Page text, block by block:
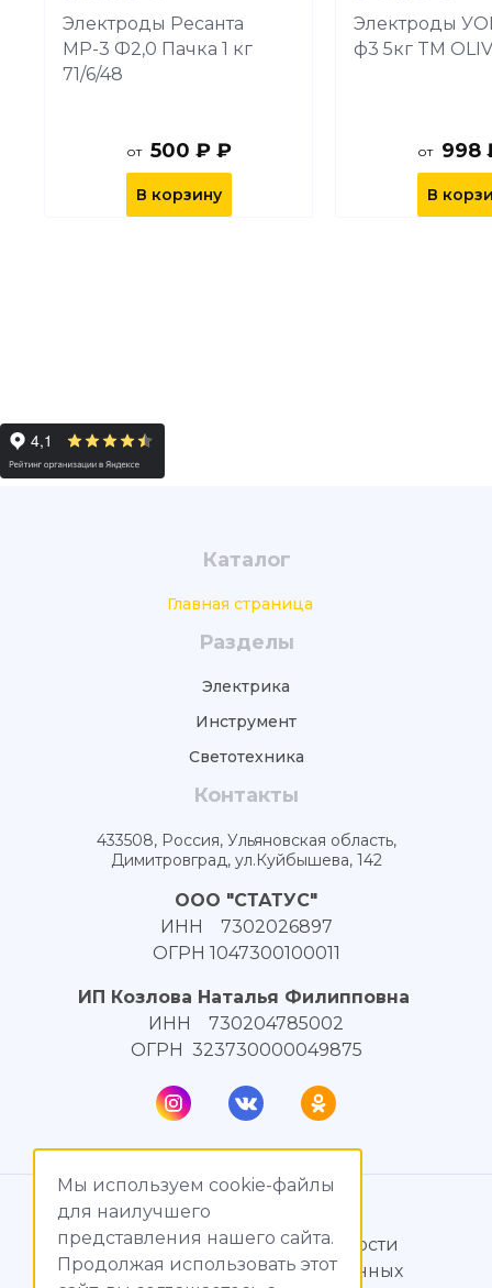
Мы используем cookie-файлы
для наилучшего
представления нашего сайта.
Продолжая использовать этот
Электроды Ресанта
МР-3 Ф2,0 Пачка 1 кг
71/6/48
от 500 ₽ ₽
В корзину
Электроды
ф3 5кг TM
от 998
В
Каталог
Главная страница
Разделы
Электрика
Инструмент
Светотехника
Контакты
433508, Россия, Ульяновская область,
Димитровград, ул.Куйбышева, 142
ООО "СТАТУС"
ИНН 7302026897
ОГРН 1047300100011
ИП Козлова Наталья Филипповна
ИНН 730204785002
ОГРН 323730000049875
© МагияТока, 2015 – 2026
Политика конфиденциальности
Обработка персональных данных